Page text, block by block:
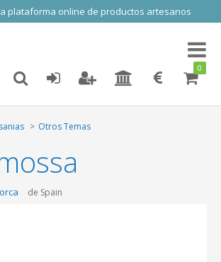
plataforma online de productos artesanos
Toggle
0
Otros Temas
de Spain